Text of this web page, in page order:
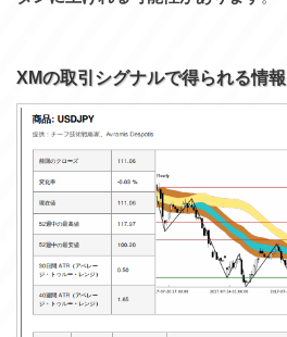
XMの取引シグナルで得られる情報